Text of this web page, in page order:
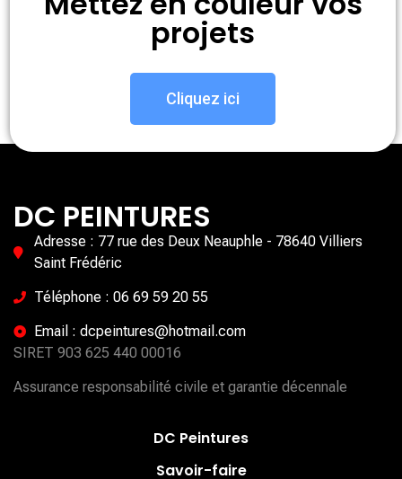
projets
Cliquez ici
DC PEINTURES
SIRET 903 625 440 00016
Assurance responsabilité civile et garantie décennale
Adresse : 77 rue des Deux Neauphle - 78640 Villiers
Saint Frédéric
Téléphone : 06 69 59 20 55
Email : dcpeintures@hotmail.com
DC Peintures
Savoir-faire